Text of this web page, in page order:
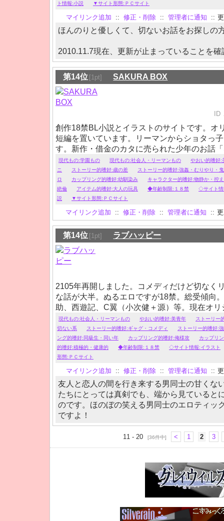
ト情報:小説 ▼サイト形態:ＰＣサイト
マイリンク追加 :: 修正・削除 :: 管理者に通知 ::
ほんのりと優しくて、切ないお話をお探しの
2010.11.7現在、更新が止まっていることを確
第14位 [1pt] SAKURA BOX
ID
創作18禁BL小説とイラストのサイトです。オ
短編を置いています。リーマンからショタっ
す。新作・借金のカタに売られた少年のお話
プしました。
現代もの:学園もの 現代もの:社会人・リーマンもの
やおい的嗜好:
ニ
ストーリー的嗜好:歳の差
ストーリー的嗜好:強姦・むりやり・
ロ
カップリング的嗜好:幼馴染み
キャラクター的嗜好:物静か・控
絶倫
アイテム的嗜好:大人の玩具 ◆年齢制限:１８禁
◇サイト情
説
▼サイト形態:ＰＣサイト
マイリンク追加 :: 修正・削除 :: 管理者に通知 ::
第14位 [1pt] ラブハッピー
2105年再開しました。コメディだけど切なく
な話が大半。ぬるエロですが18禁。総受傾向
助、西遊記、C翼（小次健＋源）等。現在オ
物連載中。普通の人達を追求したいです。
現代もの:社会人・リーマンもの やおい的嗜好:美青年
ストーリー
切ない系
ストーリー的嗜好:ギャグ・コメディ
ストーリー的嗜好:
ング的嗜好:同級生・同い年
カップリング的嗜好:俺様攻
カップリ
的嗜好:積極的・健康的
◆年齢制限:１８禁
◇サイト情報:イラスト
形態:ＰＣサイト
マイリンク追加 :: 修正・削除 :: 管理者に通知 ::
友人と恋人の間を行き来する男同士の甘くな
たちにとっては真剣でも、端から見ていると
のです。ほのぼの笑える男同士のエロティッ
ですよ！
11 - 20 [36件中] < 1 2 3